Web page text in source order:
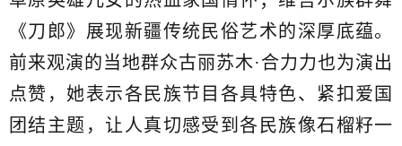
《刀郎》展现新疆传统民俗艺术的深厚底蕴。
前来观演的当地群众古丽苏木·合力力也为演出
点赞，她表示各民族节目各具特色、紧扣爱国
团结主题，让人真切感受到各民族像石榴籽一